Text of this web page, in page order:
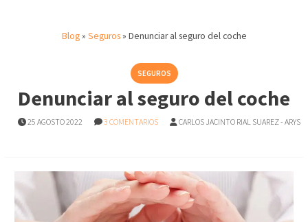
Blog» Seguros» Denunciar al seguro del coche
SEGUROS
Denunciar al seguro del coche
25 AGOSTO 2022 3 COMENTARIOS CARLOS JACINTO RIAL SUAREZ - ARYS